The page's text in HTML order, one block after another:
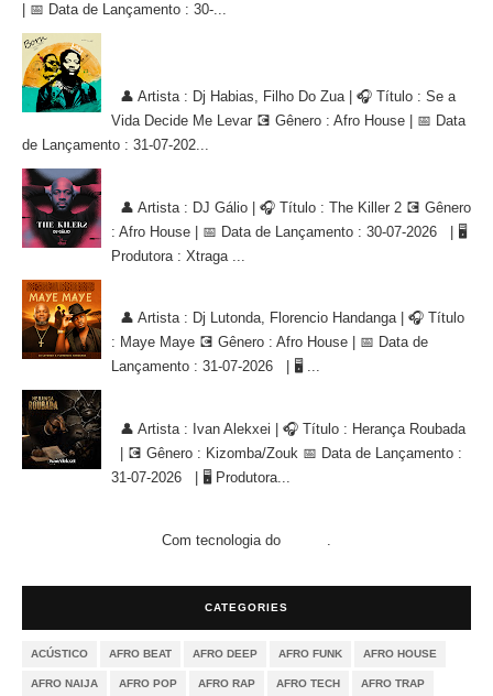
| 📅 Data de Lançamento : 30-...
👤 Artista : Dj Habias, Filho Do Zua | 🎧 Título : Se a
Vida Decide Me Levar 💽 Gênero : Afro House | 📅 Data
de Lançamento : 31-07-202...
👤 Artista : DJ Gálio | 🎧 Título : The Killer 2 💽 Gênero
: Afro House | 📅 Data de Lançamento : 30-07-2026 | 🖥
Produtora : Xtraga ...
👤 Artista : Dj Lutonda, Florencio Handanga | 🎧 Título
: Maye Maye 💽 Gênero : Afro House | 📅 Data de
Lançamento : 31-07-2026 | 🖥 ...
👤 Artista : Ivan Alekxei | 🎧 Título : Herança Roubada
| 💽 Gênero : Kizomba/Zouk 📅 Data de Lançamento :
31-07-2026 | 🖥 Produtora...
Com tecnologia do
CATEGORIES
ACÚSTICO AFRO BEAT AFRO DEEP AFRO FUNK AFRO HOUSE
AFRO NAIJA AFRO POP AFRO RAP AFRO TECH AFRO TRAP